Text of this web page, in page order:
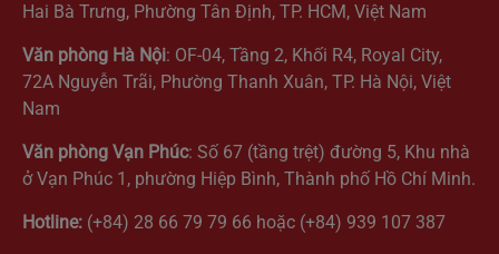
Hai Bà Trưng, Phường Tân Định, TP. HCM, Việt Nam
Văn phòng Hà Nội: OF-04, Tầng 2, Khối R4, Royal City,
72A Nguyễn Trãi, Phường Thanh Xuân, TP. Hà Nội, Việt
Nam
Văn phòng Vạn Phúc: Số 67 (tầng trệt) đường 5, Khu nhà
ở Vạn Phúc 1, phường Hiệp Bình, Thành phố Hồ Chí Minh.
Hotline: (+84) 28 66 79 79 66 hoặc (+84) 939 107 387